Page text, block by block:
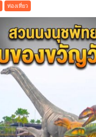
ปี
นี้
ด้วย
บุฟเฟต์
มื้อ
พร้อม
ล็อบสเตอร์
ภูเก็ต
ท่องเที่ยว